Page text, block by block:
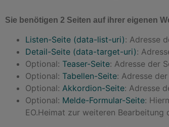
Sie benötigen 2 Seiten auf ihrer eigenen
Listen-Seite (data-list-uri): Adresse
Detail-Seite (data-target-uri):
Optional: Teaser-Seite: Adresse der
Optional: Tabellen-Seite: Adresse
Optional: Akkordion-Seite: Adresse
Optional: Melde-Formular-Seite:
EO.Heimat zur weiteren Bearbeitung